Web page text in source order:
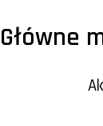
Główne